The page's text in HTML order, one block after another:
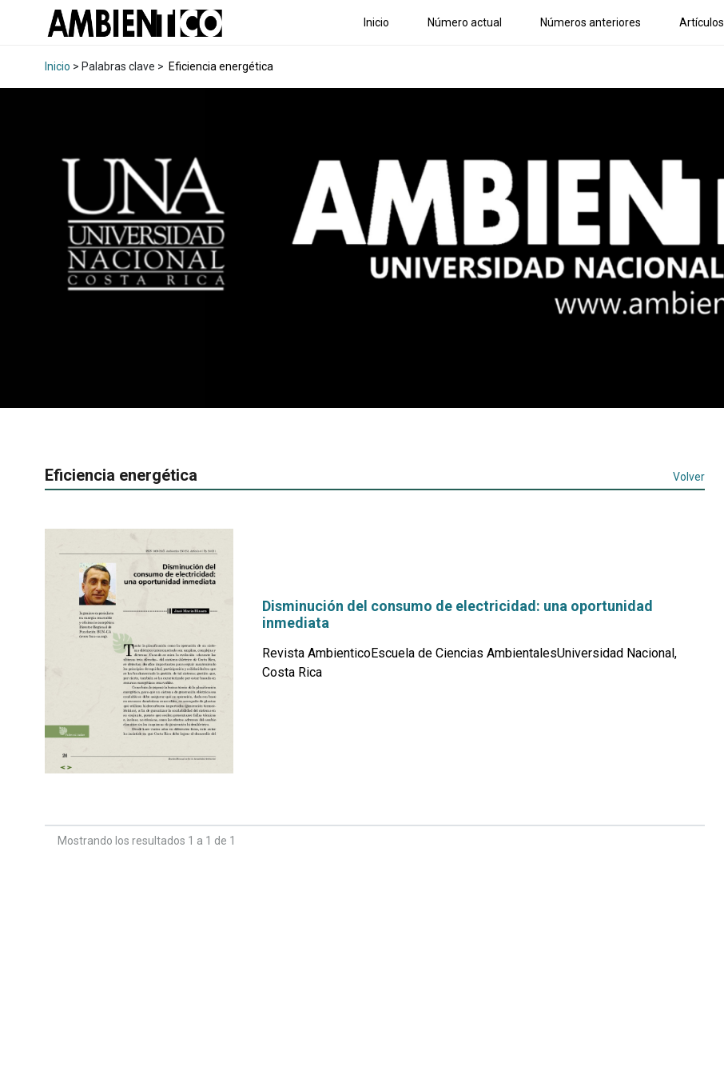
Inicio Número actual Números anteriores Artículos
Inicio > Palabras clave > Eficiencia energética
Eficiencia energética Volver
Disminución del consumo de electricidad: una oportunidad
inmediata
Revista AmbienticoEscuela de Ciencias AmbientalesUniversidad Nacional,
Costa Rica
Mostrando los resultados 1 a 1 de 1